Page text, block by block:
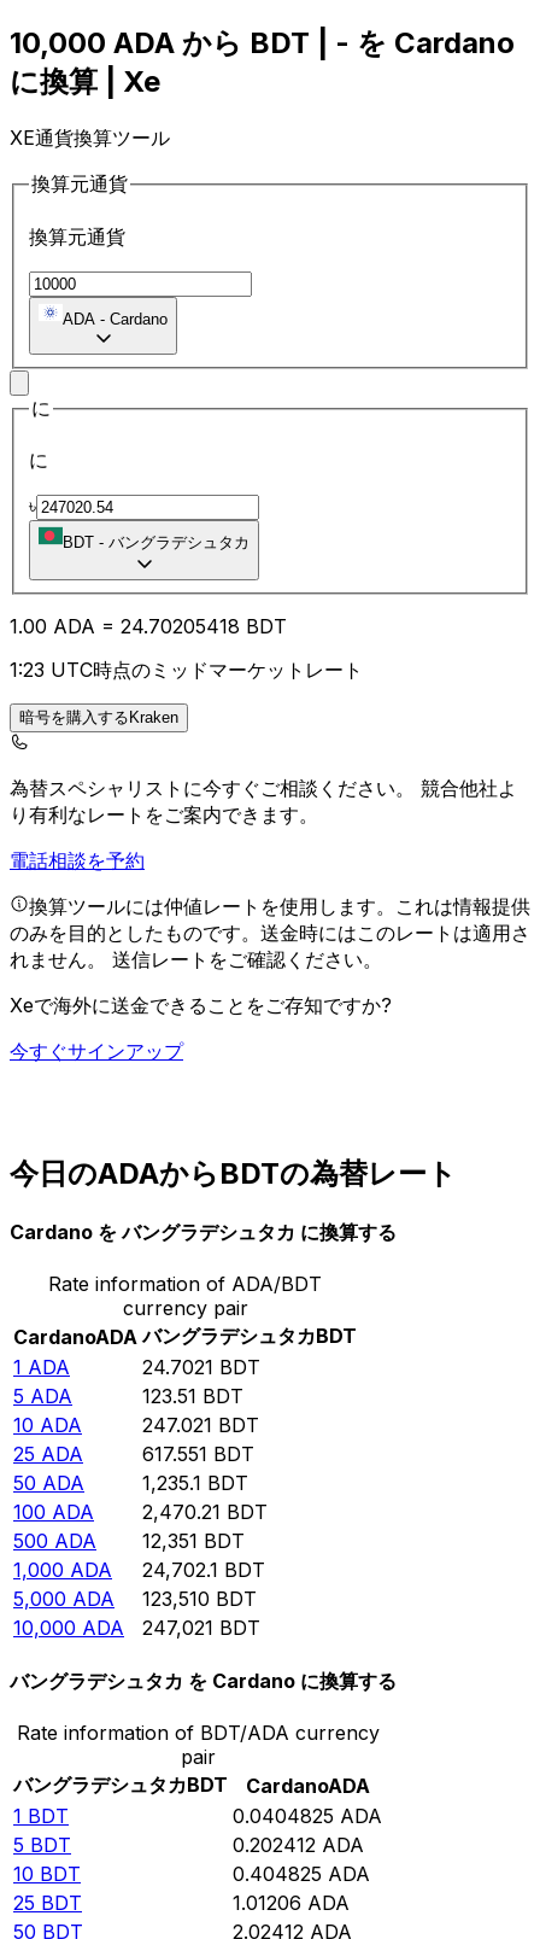
10,000 ADA から BDT | - を Cardano
に換算 | Xe
XE通貨換算ツール
換算元通貨
換算元通貨
ADA - Cardano
に
に
৳
BDT - バングラデシュタカ
1.00 ADA = 24.70205418 BDT
1:23 UTC時点のミッドマーケットレート
暗号を購入するKraken
為替スペシャリストに今すぐご相談ください。 競合他社よ
り有利なレートをご案内できます。
電話相談を予約
換算ツールには仲値レートを使用します。これは情報提供
のみを目的としたものです。送金時にはこのレートは適用さ
れません。 送信レートをご確認ください。
Xeで海外に送金できることをご存知ですか?
今すぐサインアップ
今日のADAからBDTの為替レート
Cardano を バングラデシュタカ に換算する
Rate information of ADA/BDT
currency pair
CardanoADA バングラデシュタカBDT
1 ADA 24.7021 BDT
5 ADA 123.51 BDT
10 ADA 247.021 BDT
25 ADA 617.551 BDT
50 ADA 1,235.1 BDT
100 ADA 2,470.21 BDT
500 ADA 12,351 BDT
1,000 ADA 24,702.1 BDT
5,000 ADA 123,510 BDT
10,000 ADA 247,021 BDT
バングラデシュタカ を Cardano に換算する
Rate information of BDT/ADA currency
pair
バングラデシュタカBDT CardanoADA
1 BDT 0.0404825 ADA
5 BDT 0.202412 ADA
10 BDT 0.404825 ADA
25 BDT 1.01206 ADA
50 BDT 2.02412 ADA